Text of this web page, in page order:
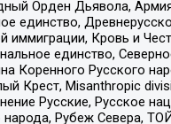
Орден Дьявола,
единство,
иммиграции, Кровь и
единство,
Коренного Русского
Крест, Misanthropic
Русские, Русское
Рубеж Севера,